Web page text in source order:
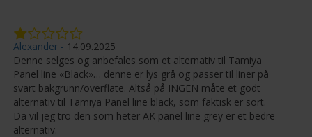
Alexander
14.09.2025
Denne selges og anbefales som et alternativ til Tamiya
Panel line «Black»… denne er lys grå og passer til liner på
svart bakgrunn/overflate. Altså på INGEN måte et godt
alternativ til Tamiya Panel line black, som faktisk er sort.
Da vil jeg tro den som heter AK panel line grey er et bedre
alternativ.